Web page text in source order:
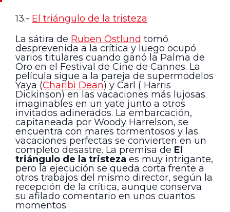
13.- El triángulo de la tristeza
La sátira de Ruben Östlund tomó
desprevenida a la crítica y luego ocupó
varios titulares cuando ganó la Palma de
Oro en el Festival de Cine de Cannes. La
película sigue a la pareja de supermodelos
Yaya (Charlbi Dean) y Carl ( Harris
Dickinson) en las vacaciones más lujosas
imaginables en un yate junto a otros
invitados adinerados. La embarcación,
capitaneada por Woody Harrelson, se
encuentra con mares tormentosos y las
vacaciones perfectas se convierten en un
completo desastre. La premisa de El
triángulo de la tristeza es muy intrigante,
pero la ejecución se queda corta frente a
otros trabajos del mismo director, según la
recepción de la crítica, aunque conserva
su afilado comentario en unos cuantos
momentos.